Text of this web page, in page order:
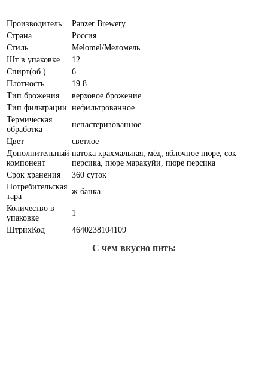
Производитель
Panzer Brewery
Страна
Россия
Стиль
Melomel/Меломель
Шт в упаковке
12
Спирт(об.)
6.
Плотность
19.8
Тип брожения
верховое брожение
Тип фильтрации нефильтрованное
Термическая
обработка
непастеризованное
Цвет
светлое
Дополнительный
компонент
патока крахмальная, мёд, яблочное пюре, сок
персика, пюре маракуйи, пюре персика
Срок хранения
360 суток
Потребительская
тара
ж.банка
Количество в
упаковке
1
ШтрихКод
4640238104109
С чем вкусно пить: